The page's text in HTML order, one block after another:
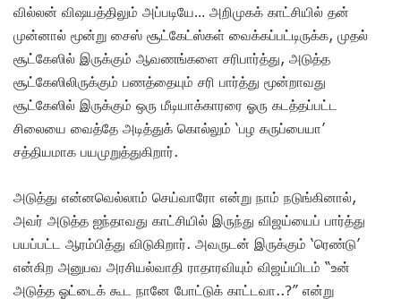
வில்லன் விஷயத்திலும் அப்படியே… அறிமுகக் காட்சியில் தன்
முன்னால் மூன்று சைஸ் சூட்கேட்ஸ்கள் வைக்கப்பட்டிருக்க, முதல்
சூட்கேஸில் இருக்கும் ஆவணங்களை சரிபார்த்து, அடுத்த
சூட்கேஸிலிருக்கும் பணத்தையும் சரி பார்த்து மூன்றாவது
சூட்கேஸில் இருக்கும் ஒரு மீடியாக்காரரை ஓரு கடத்தப்பட்ட
சிலையை வைத்தே அடித்துக் கொல்லும் ‘பழ கருப்பையா’
சத்தியமாக பயமுறுத்துகிறார்.
அடுத்து என்னவெல்லாம் செய்வாரோ என்று நாம் நடுங்கினால்,
அவர் அடுத்த ஐந்தாவது காட்சியில் இருந்து விஜய்யைப் பார்த்து
பயப்பட்ட ஆரம்பித்து விடுகிறார். அவருடன் இருக்கும் ‘ரெண்டு’
என்கிற அனுபவ அரசியல்வாதி ராதாரவியும் விஜய்யிடம் “உன்
அடுத்த ஓட்டைக் கூட நானே போட்டுக் காட்டவா..?” என்று